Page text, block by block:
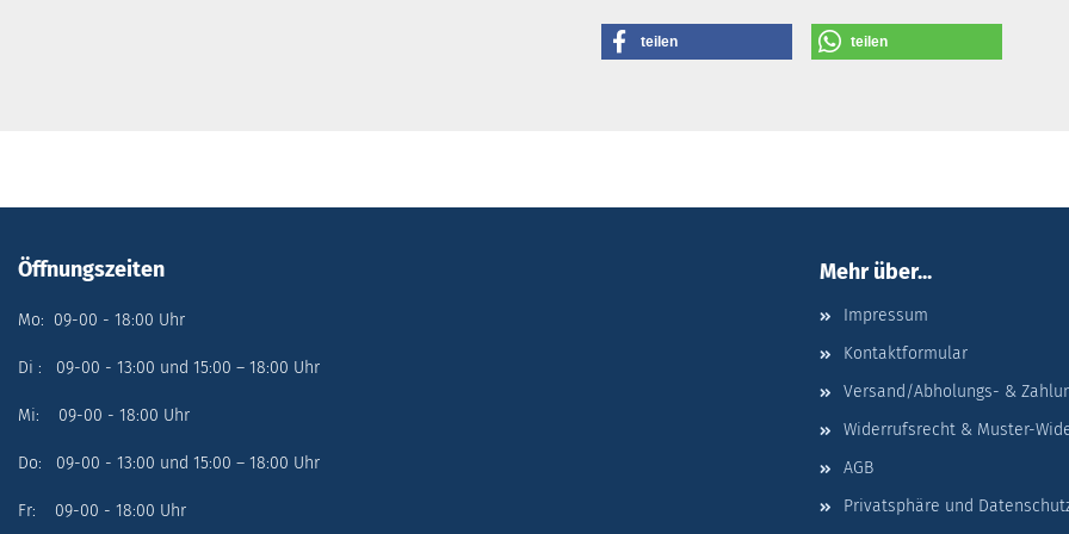
teilen teilen
Öffnungszeiten
Mo: 09-00 - 18:00 Uhr
Di : 09-00 - 13:00 und 15:00 – 18:00 Uhr
Mi: 09-00 - 18:00 Uhr
Do: 09-00 - 13:00 und 15:00 – 18:00 Uhr
Fr: 09-00 - 18:00 Uhr
Mehr über...
Impressum
Kontaktformular
Versand/Abholungs- &
Widerrufsrecht & Muster-
AGB
Privatsphäre und